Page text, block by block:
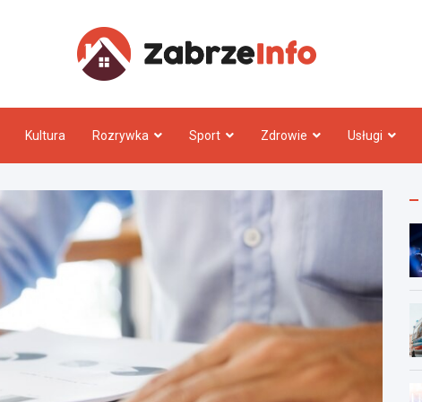
Kultura Rozrywka Sport Zdrowie Usługi